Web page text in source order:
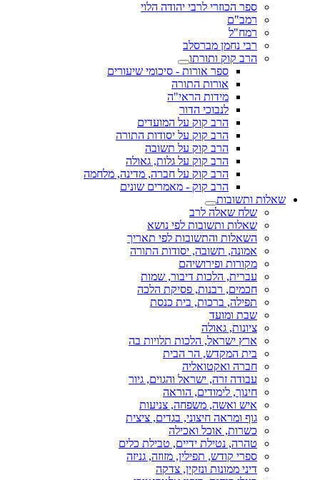
ספר הכוזרי לרבי יהודה הלוי
רמב"ם
רמח"ל
רבי נחמן מברסלב
הרב קוק ותורתו
ספר אורות - סיכומי שיעורים
אורות התורה
מידות הראי"ה
לנבוכי הדור
הרב קוק על המועדים
הרב קוק על יסודות התורה
הרב קוק על תשובה
הרב קוק על גלות, גאולה
הרב קוק על חברה, מדינה, מלחמה
הרב קוק - מאמרים שונים
שאלות ותשובות
שלח שאלה לרב
שאלות ותשובות לפי נושא
השאלות והתשובות לפי תאריך
אמונה, תשובה, יסודות התורה
מקורות ופירושיהם
עברית, הלכות דיבור, שמות
חכמים, רבנות, פסיקת הלכה
תפילה, ברכות, בית כנסת
שבת ומועד
ציונות, גאולה
ארץ ישראל, הלכות תלויות בה
בית המקדש, הר הבית
חברה ואקטואליה
עבודה זרה, ישראל והגוים, גיור
חינוך, לימודים, הוראה
איש ואשה, משפחה, צניעות
גוף ומראה חיצוני, בגדים, ציצית
כשרות, אוכל ואכילה
טהרה, נטילת ידיים, טבילת כלים
ספרי קודש, תפילין, מזוזה, גניזה
דיני ממונות ונזקין, צדקה